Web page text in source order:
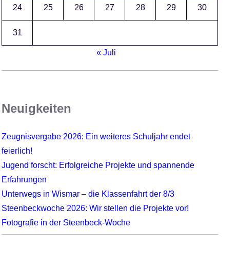
24 25 26 27 28 29 30
31
« Juli
Neuigkeiten
Zeugnisvergabe 2026: Ein weiteres Schuljahr endet
feierlich!
Jugend forscht: Erfolgreiche Projekte und spannende
Erfahrungen
Unterwegs in Wismar – die Klassenfahrt der 8/3
Steenbeckwoche 2026: Wir stellen die Projekte vor!
Fotografie in der Steenbeck-Woche